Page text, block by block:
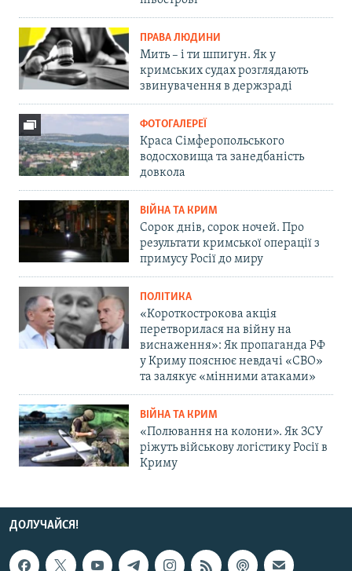
ПРАВА ЛЮДИНИ
Мить – і ти шпигун. Як у
кримських судах розглядають
звинувачення в держзраді
ФОТОГАЛЕРЕЇ
Краса Сімферопольського
водосховища та занедбаність
довкола
ВІЙНА ТА КРИМ
Сорок днів, сорок ночей. Про
результати кримської операції з
примусу Росії до миру
ПОЛІТИКА
«Короткострокова акція
перетворилася на війну на
виснаження»: Як пропаганда РФ
у Криму пояснює невдачі «СВО»
та залякує «мінними атаками»
ВІЙНА ТА КРИМ
«Полювання на колони». Як ЗСУ
ріжуть військову логістику Росії в
Криму
ДОЛУЧАЙСЯ!